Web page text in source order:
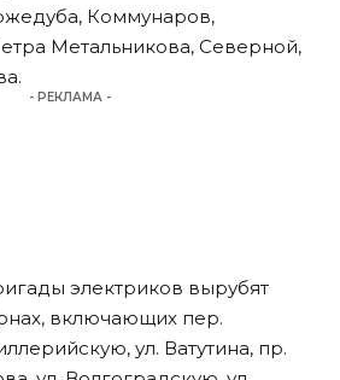
Коммунаров,
Метальникова, Северной,
- РЕКЛАМА -
электриков вырубят
включающих пер.
ул. Ватутина, пр.